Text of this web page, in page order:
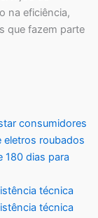
na eficiência,
que fazem parte
consumidores
eletros roubados
180 dias para
técnica
técnica